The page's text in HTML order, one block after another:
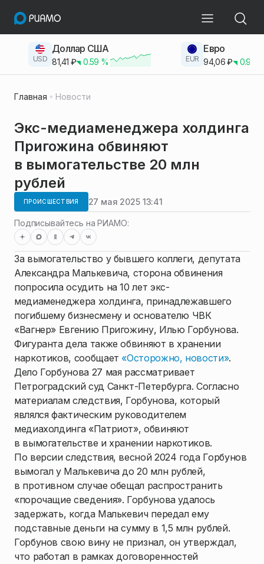
USD
Доллар США
81,41 ₽ 0.59 % EUR
Евро
94,06₽ 0.93
Главная Новости
Экс-медиаменеджера холдинга
Пригожина обвиняют
в вымогательстве 20 млн
рублей
ПРОИСШЕСТВИЯ 27 мая 2025 13:41
Подписывайтесь на РИАМО:
За вымогательство у бывшего коллеги, депутата
Александра Малькевича, сторона обвинения
попросила осудить на 10 лет экс-
медиаменеджера холдинга, принадлежавшего
погибшему бизнесмену и основателю ЧВК
«Вагнер» Евгению Пригожину, Илью Горбунова.
Фигуранта дела также обвиняют в хранении
наркотиков, сообщает «Осторожно, новости».
Дело Горбунова 27 мая рассматривает
Петроградский суд Санкт-Петербурга. Согласно
материалам следствия, Горбунова, который
являлся фактическим руководителем
медиахолдинга «Патриот», обвиняют
в вымогательстве и хранении наркотиков.
По версии следствия, весной 2024 года Горбунов
вымогал у Малькевича до 20 млн рублей,
в противном случае обещал распространить
«порочащие сведения». Горбунова удалось
задержать, когда Малькевич передал ему
подставные деньги на сумму в 1,5 млн рублей.
Горбунов свою вину не признал, он утверждал,
что работал в рамках договоренностей